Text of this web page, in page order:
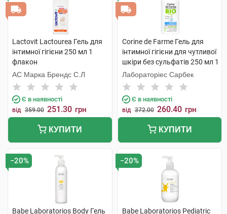
Lactovit Lactourea Гель для
інтимної гігієни 250 мл 1
флакон
АС Марка Брендс С.Л
Є в наявності
від 359.00 251.30 грн
КУПИТИ
Corine de Farme Гель для
інтимної гігієни для чутливої
шкіри без сульфатів 250 мл 1
флакон
Лабораторіес Сарбек
Є в наявності
від 372.00 260.40 грн
КУПИТИ
−20%
Babe Laboratorios Body Гель
−20%
Babe Laboratorios Pediatric